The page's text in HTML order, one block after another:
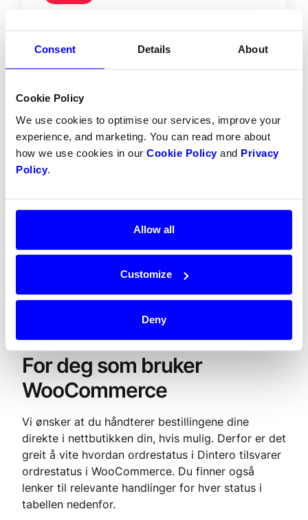
Consent Details About
Cookie Policy
We use cookies to optimise our services, improve your
experience, and marketing. You can read more about
how we use cookies in our Cookie Policyand Privacy
Policy.
Allow all
Customize
Deny
Betalingen ble avvist, enten av
betalingsleverandør eller ved manuell
Betalingen feilet. Kunden må forsøke på
nytt med en annen metode eller sjekke
For deg som bruker
WooCommerce
Vi ønsker at du håndterer bestillingene dine
direkte i nettbutikken din, hvis mulig. Derfor er det
greit å vite hvordan ordrestatus i Dintero tilsvarer
ordrestatus i WooCommerce. Du finner også
lenker til relevante handlinger for hver status i
tabellen nedenfor.‍